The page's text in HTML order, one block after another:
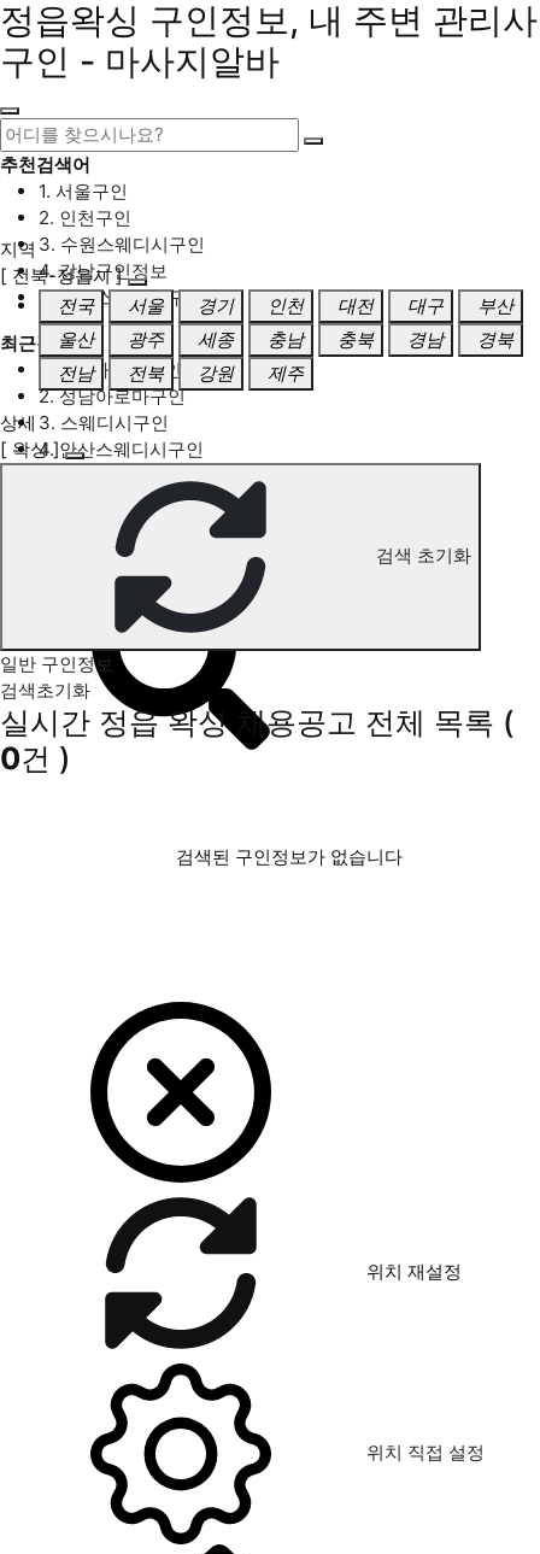
정읍왁싱 구인정보, 내 주변 관리사
구인 - 마사지알바
추천검색어
1. 서울구인
2. 인천구인
3. 수원스웨디시구인
4. 강남구인정보
5. 동탄스웨디시구인
최근검색어
1. 일산마사지구인
2. 성남아로마구인
3. 스웨디시구인
4. 안산스웨디시구인
정읍 왁싱 구인정보
지역
[ 전북-정읍시 ]
전국
서울 경기 인천 대전 대구
부산
울산
광주 세종 충남 충북 경남
경북
전남
전북 강원 제주
상세
[ 왁싱 ]
검색 초기화
일반 구인정보
검색초기화
실시간 정읍 왁싱 채용공고 전체 목록 (
0건 )
검색된 구인정보가 없습니다
위치 재설정
위치 직접 설정